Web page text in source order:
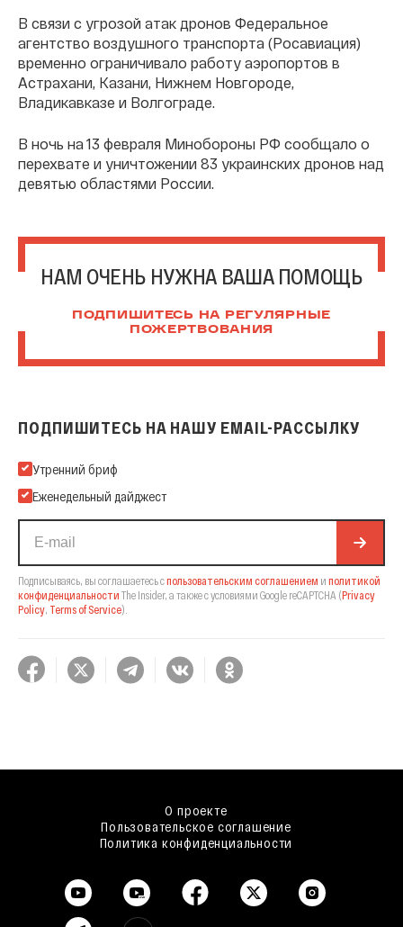
В связи с угрозой атак дронов Федеральное
агентство воздушного транспорта (Росавиация)
временно ограничивало работу аэропортов в
Астрахани, Казани, Нижнем Новгороде,
Владикавказе и Волгограде.
В ночь на 13 февраля Минобороны РФ сообщало о
перехвате и уничтожении 83 украинских дронов над
девятью областями России.
НАМ ОЧЕНЬ НУЖНА ВАША ПОМОЩЬ
ПОДПИШИТЕСЬ НА РЕГУЛЯРНЫЕ
ПОЖЕРТВОВАНИЯ
ПОДПИШИТЕСЬ НА НАШУ EMAIL-РАССЫЛКУ
Подпишитесь на нашу Email-рассылку
Утренний бриф
Еженедельный дайджест
Подписываясь, вы соглашаетесь спользовательским соглашением и политикой
конфиденциальности The Insider, а также с условиями Google reCAPTCHA (Privacy
Policy Terms of Service).
О проекте
Пользовательское соглашение
Политика конфиденциальности